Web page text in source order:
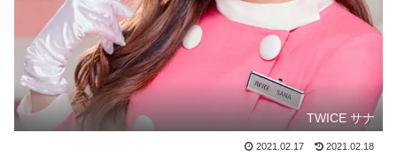
TWICE サナ
2021.02.17 2021.02.18